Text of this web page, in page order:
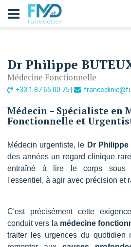
Dr Philippe
Médecine Fonctionnelle
+33 1 87 65 00 75
Médecin – Spécialiste en
Fonctionnelle et
Médecin urgentiste, le Dr Philippe
des années un regard clinique
entraîné à lire le corps sous
l'essentiel, à agir avec précision et
C'est précisément cette
conduit vers la médecine
traiter les urgences du quotidien